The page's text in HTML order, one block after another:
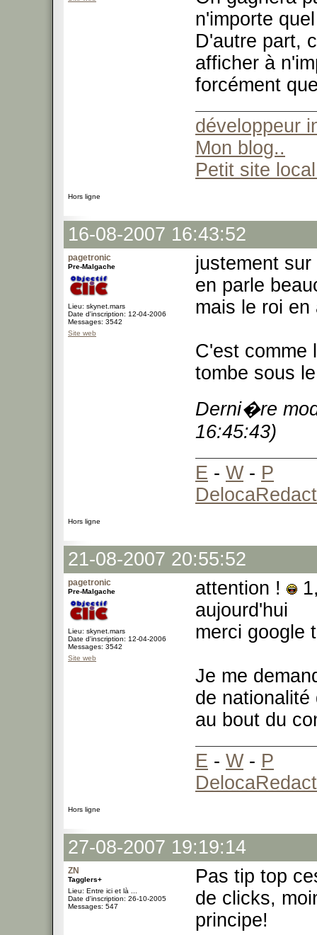
n'importe
D'autre part,
afficher à
forcément
développeur
Mon blog..
Petit site
Hors ligne
16-08-2007 16:43:52
pagetronic
Pre-Malgache
Lieu: skynet.mars
Date d'inscription: 12-04-2006
Messages: 3542
Site web
justement
en parle
mais le roi
C'est comme
tombe sous
Derni�re
16:45:43)
E - W- P
Hors ligne
21-08-2007 20:55:52
pagetronic
Pre-Malgache
Lieu: skynet.mars
Date d'inscription: 12-04-2006
Messages: 3542
Site web
attention !
aujourd'hui
merci google
Je me
de nationalité
au bout du
E - W- P
Hors ligne
27-08-2007 19:19:14
ZN
Tagglers+
Lieu: Entre ici et là ...
Date d'inscription: 26-10-2005
Messages: 547
Pas tip top
de clicks,
principe!